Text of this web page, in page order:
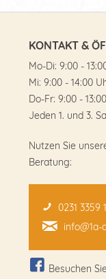
KONTAKT &
Mo-Di: 9:00 -
Mi: 9:00 - 14:00
Do-Fr: 9:00 -
Jeden 1. und 3.
Nutzen Sie
Beratung:
0231 3359
Besuchen